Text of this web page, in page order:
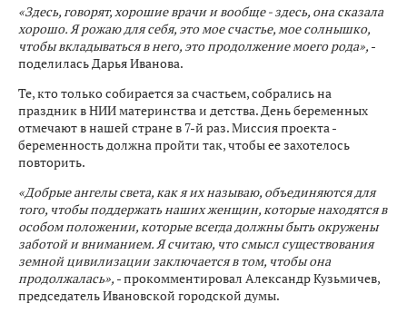
«Здесь, говорят, хорошие врачи и вообще - здесь, она сказала
хорошо. Я рожаю для себя, это мое счастье, мое солнышко,
чтобы вкладываться в него, это продолжение моего рода», -
поделилась Дарья Иванова.
Те, кто только собирается за счастьем, собрались на
праздник в НИИ материнства и детства. День беременных
отмечают в нашей стране в 7-й раз. Миссия проекта -
беременность должна пройти так, чтобы ее захотелось
повторить.
«Добрые ангелы света, как я их называю, объединяются для
того, чтобы поддержать наших женщин, которые находятся в
особом положении, которые всегда должны быть окружены
заботой и вниманием. Я считаю, что смысл существования
земной цивилизации заключается в том, чтобы она
продолжалась», - прокомментировал Александр Кузьмичев,
председатель Ивановской городской думы.